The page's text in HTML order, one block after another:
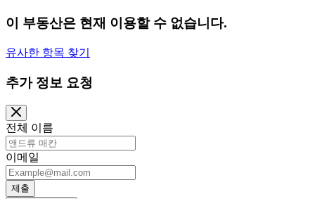
이 부동산은 현재 이용할 수 없습니다.
유사한 항목 찾기
추가 정보 요청
전체 이름
이메일
제출